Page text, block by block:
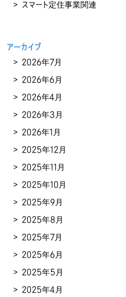
スマート定住事業関連
アーカイブ
2026年7月
2026年6月
2026年4月
2026年3月
2026年1月
2025年12月
2025年11月
2025年10月
2025年9月
2025年8月
2025年7月
2025年6月
2025年5月
2025年4月